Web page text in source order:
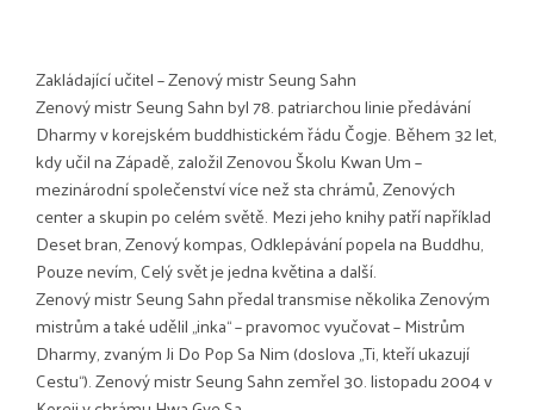
Zakládající učitel – Zenový mistr Seung Sahn
Zenový mistr Seung Sahn byl 78. patriarchou linie předávání
Dharmy v korejském buddhistickém řádu Čogje. Během 32 let,
kdy učil na Západě, založil Zenovou Školu Kwan Um –
mezinárodní společenství více než sta chrámů, Zenových
center a skupin po celém světě. Mezi jeho knihy patří například
Deset bran, Zenový kompas, Odklepávání popela na Buddhu,
Pouze nevím, Celý svět je jedna květina a další.
Zenový mistr Seung Sahn předal transmise několika Zenovým
mistrům a také udělil „inka“ – pravomoc vyučovat – Mistrům
Dharmy, zvaným Ji Do Pop Sa Nim (doslova „Ti, kteří ukazují
Cestu“). Zenový mistr Seung Sahn zemřel 30. listopadu 2004 v